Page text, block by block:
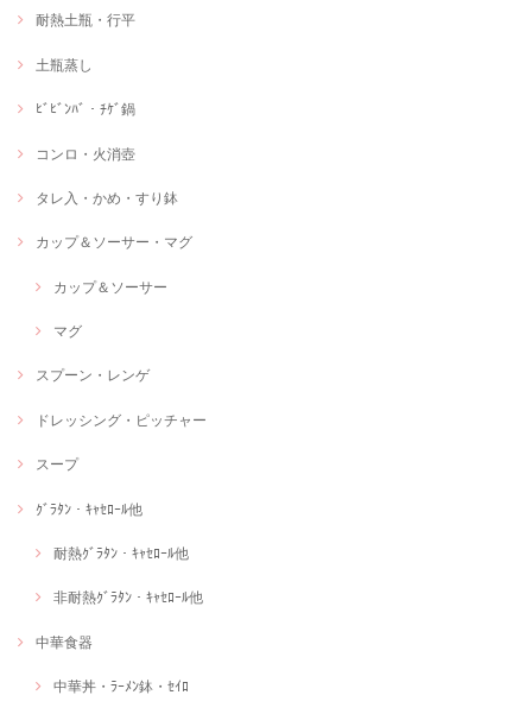
耐熱土瓶・行平
土瓶蒸し
ﾋﾞﾋﾞﾝﾊﾞ・ﾁｹﾞ鍋
コンロ・火消壺
タレ入・かめ・すり鉢
カップ＆ソーサー・マグ
カップ＆ソーサー
マグ
スプーン・レンゲ
ドレッシング・ピッチャー
スープ
ｸﾞﾗﾀﾝ・ｷｬｾﾛｰﾙ他
耐熱ｸﾞﾗﾀﾝ・ｷｬｾﾛｰﾙ他
非耐熱ｸﾞﾗﾀﾝ・ｷｬｾﾛｰﾙ他
中華食器
中華丼・ﾗｰﾒﾝ鉢・ｾｲﾛ